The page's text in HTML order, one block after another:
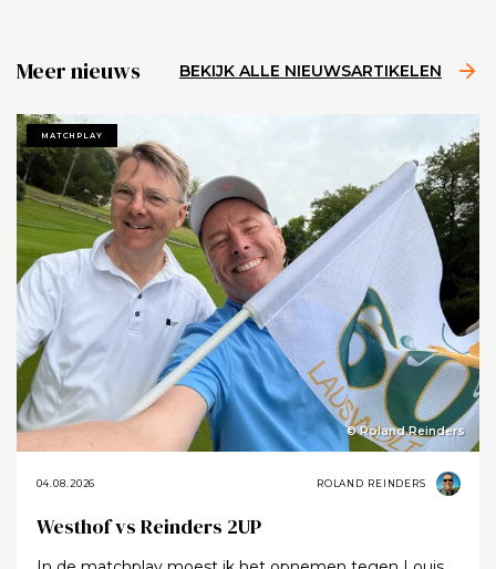
Meer nieuws BEKIJK ALLE NIEUWSARTIKELEN
MATCHPLAY
© Roland Reinders
04.08.2026 ROLAND REINDERS
Westhof vs Reinders 2UP